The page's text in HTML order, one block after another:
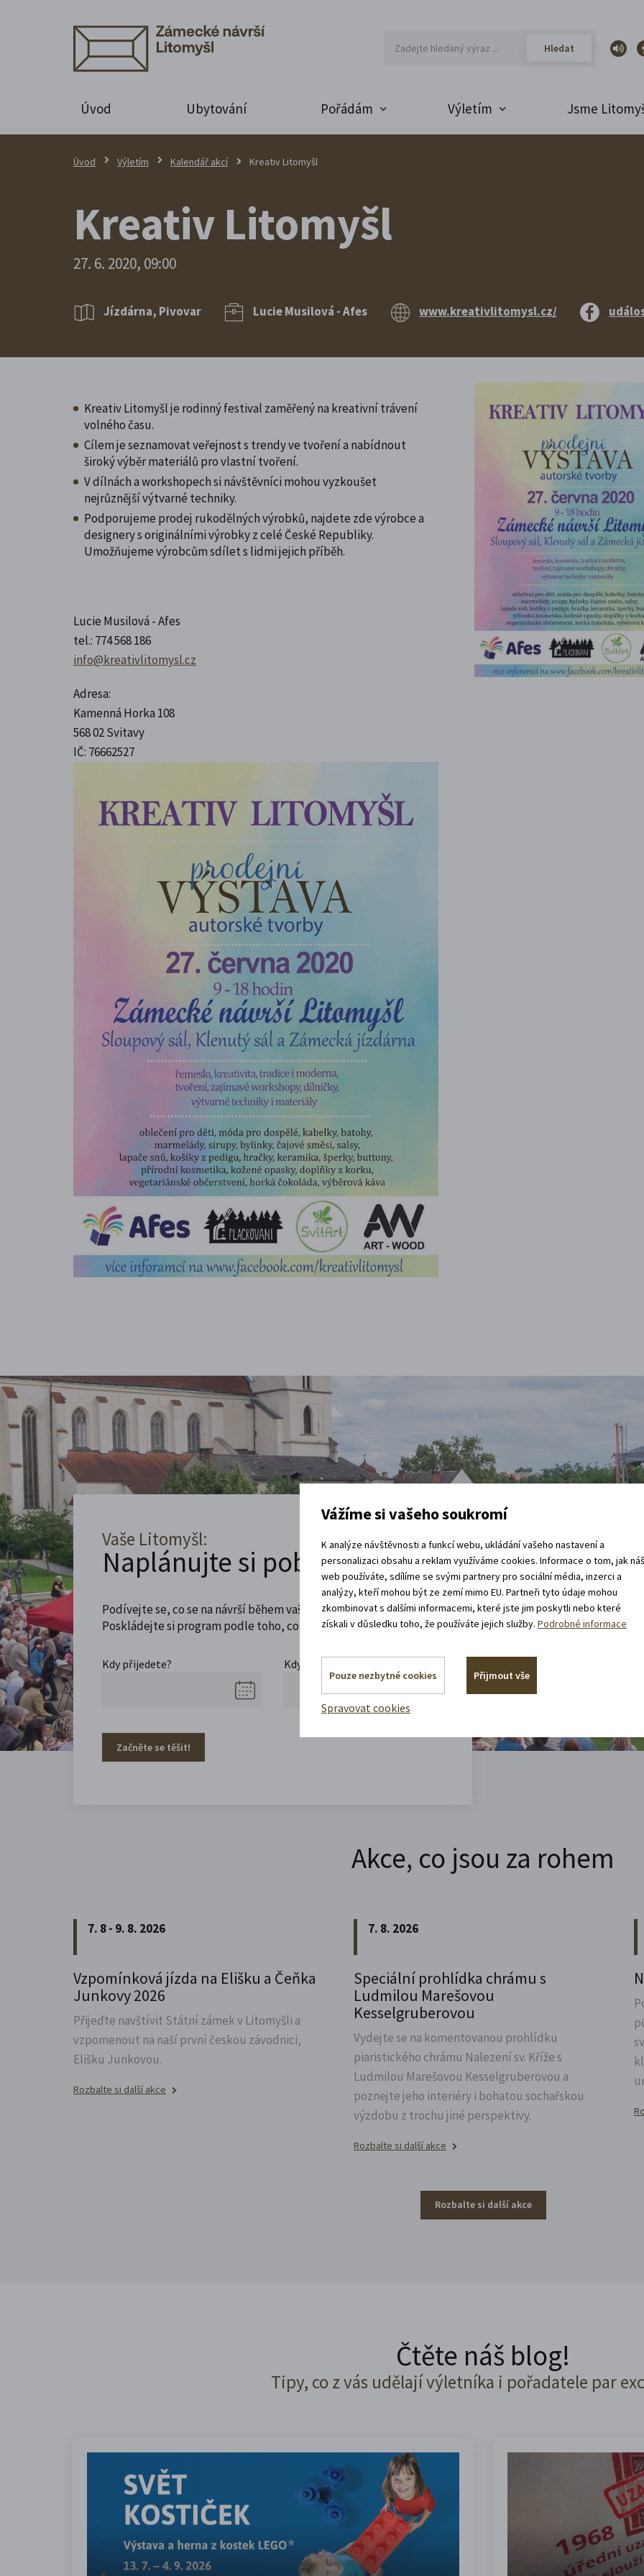
Úvod Ubytování Pořádám Výletím Jsme
Úvod Výletím Kalendář akcí Kreativ Litomyšl
Kreativ Litomyšl
27. 6. 2020, 09:00
Jízdárna, Pivovar Lucie Musilová - Afes www.kreativlitomysl.cz/
Kreativ Litomyšl je rodinný festival zaměřený na kreativní trávení
volného času.
Cílem je seznamovat veřejnost s trendy ve tvoření a nabídnout
široký výběr materiálů pro vlastní tvoření.
V dílnách a workshopech si návštěvníci mohou vyzkoušet
nejrůznější výtvarné techniky.
Podporujeme prodej rukodělných výrobků, najdete zde výrobce a
designery s originálními výrobky z celé České Republiky.
Umožňujeme výrobcům sdílet s lidmi jejich příběh.
Lucie Musilová - Afes
tel.: 774 568 186
info@kreativlitomysl.cz
Adresa:
Kamenná Horka 108
568 02 Svitavy
IČ: 76662527
Vaše Litomyšl:
Naplánujte si pobyt
Podívejte se, co se na návrší během vaší návštěvy děje.
Poskládejte si program podle toho, co máte rádi.
Kdy přijedete? Kdy se vracíte domů?
Začněte se těšit!
Akce, co jsou za rohem
7. 8 - 9. 8. 2026
Vzpomínková jízda na Elišku a Čeňka
Junkovy 2026
Přijeďte navštívit Státní zámek v Litomyšli a
vzpomenout na naší první českou závodnici,
Elišku Junkovou.
Rozbalte si další akce
7. 8. 2026
Speciální prohlídka chrámu s
Ludmilou Marešovou
Kesselgruberovou
Vydejte se na komentovanou prohlídku
piaristického chrámu Nalezení sv. Kříže s
Ludmilou Marešovou Kesselgruberovou a
poznejte jeho interiéry i bohatou sochařskou
výzdobu z trochu jiné perspektivy.
Rozbalte si další akce
Rozbalte si další akce
Čtěte náš blog!
Tipy, co z vás udělají výletníka i pořadatele par
Vážíme si vašeho soukromí
K analýze návštěvnosti a funkcí webu, ukládání vašeho nastavení a
personalizaci obsahu a reklam využíváme cookies. Informace o tom, jak
web používáte, sdílíme se svými partnery pro sociální média, inzerci a
analýzy, kteří mohou být ze zemí mimo EU. Partneři tyto údaje mohou
zkombinovat s dalšími informacemi, které jste jim poskytli nebo které
získali v důsledku toho, že používáte jejich služby.Podrobné informace
Pouze nezbytné cookies Přijmout vše
Spravovat cookies